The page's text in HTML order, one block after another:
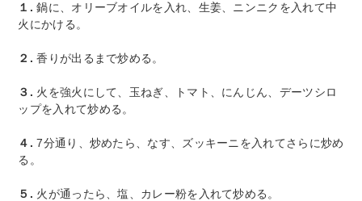
１. 鍋に、オリーブオイルを入れ、生姜、ニンニクを入れて中
火にかける。
２.香りが出るまで炒める。
３. 火を強火にして、玉ねぎ、トマト、にんじん、デーツシロ
ップを入れて炒める。
４. 7分通り、炒めたら、なす、ズッキーニを入れてさらに炒め
る。
５. 火が通ったら、塩、カレー粉を入れて炒める。